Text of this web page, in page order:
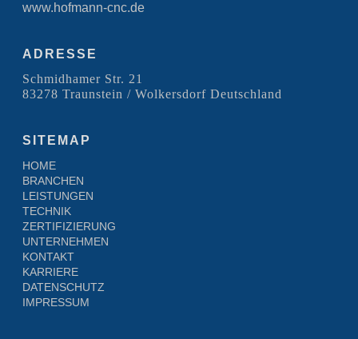
www.hofmann-cnc.de
ADRESSE
Schmidhamer Str. 21
83278 Traunstein / Wolkersdorf Deutschland
SITEMAP
HOME
BRANCHEN
LEISTUNGEN
TECHNIK
ZERTIFIZIERUNG
UNTERNEHMEN
KONTAKT
KARRIERE
DATENSCHUTZ
IMPRESSUM